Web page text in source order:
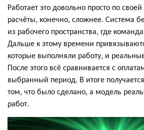
Работает это довольно просто по
расчёты, конечно, сложнее. Система
из рабочего пространства, где
Дальше к этому времени
которые выполняли работу, и
После этого всё сравнивается с
выбранный период. В итоге
том, что было сделано, а модель
работ.